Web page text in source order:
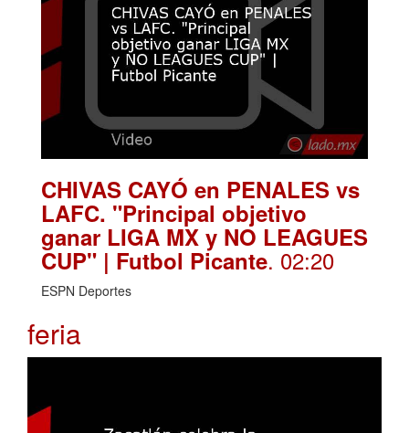
CHIVAS CAYÓ en PENALES vs
LAFC. "Principal objetivo
ganar LIGA MX y NO LEAGUES
CUP" | Futbol Picante. 02:20
ESPN Deportes
feria